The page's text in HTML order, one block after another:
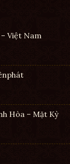
Việt Nam
Hòa – Mặt Kỳ